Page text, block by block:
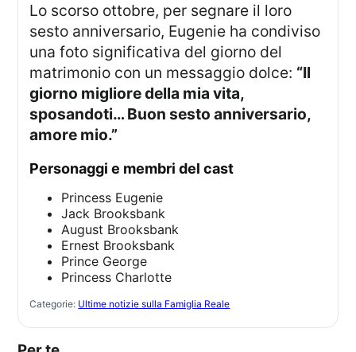
Lo scorso ottobre, per segnare il loro
sesto anniversario, Eugenie ha condiviso
una foto significativa del giorno del
matrimonio con un messaggio dolce: “Il
giorno migliore della mia vita,
sposandoti… Buon sesto anniversario,
amore mio.”
Personaggi e membri del cast
Princess Eugenie
Jack Brooksbank
August Brooksbank
Ernest Brooksbank
Prince George
Princess Charlotte
Categorie: Ultime notizie sulla Famiglia Reale